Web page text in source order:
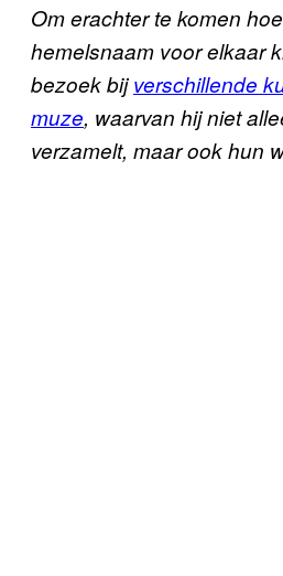
Om erachter te komen
hemelsnaam voor elkaar
bezoek bijverschillende
muze, waarvan hij niet
verzamelt, maar ook hun